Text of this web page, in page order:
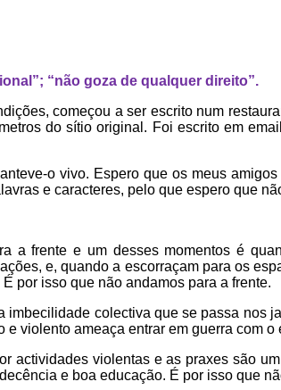
“não goza de qualquer direito”.
começou a ser escrito num
do sítio original. Foi escrito em
o vivo. Espero que os meus
e caracteres, pelo que espero que
a frente e um desses momentos é
e, quando a escorraçam para os
por isso que não andamos para a frente.
colectiva que se passa nos
violento ameaça entrar em guerra com o
actividades violentas e as praxes são
e boa educação. É por isso que